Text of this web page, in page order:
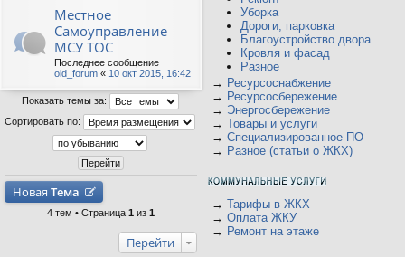
Местное
Самоуправление
МСУ ТОС
Последнее сообщение
old_forum « 10 окт 2015, 16:42
Показать темы за:
Сортировать по:
Новая Тема
4 тем • Страница 1 из 1
Перейти
Уборка
Дороги, парковка
Благоустройство двора
Кровля и фасад
Разное
→ Ресурсоснабжение
→ Ресурсосбережение
→ Энергосбережение
→ Товары и услуги
→ Специализированное ПО
→ Разное (статьи о ЖКХ)
→ Тарифы в ЖКХ
→ Оплата ЖКУ
→ Ремонт на этаже